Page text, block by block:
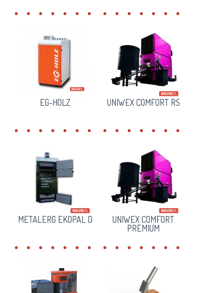
EG-HOLZ UNIWEX COMFORT RS
METALERG EKOPAL D
UNIWEX COMFORT
PREMIUM